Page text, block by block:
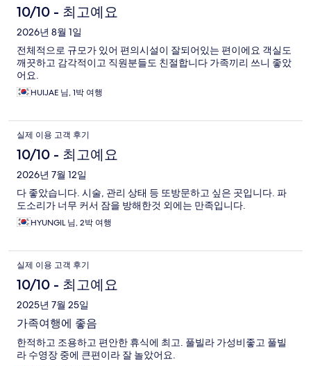
용
후
기
10/10 - 최고예요
2026년 8월 1일
전체적으로 규모가 있어 편의시설이 잘되어있는 편이에요 객실도
깨끗하고 감각적이고 직원분들도 친절합니다 가족끼리 쓰니 좋았
어요.
HUIJAE 님, 1박 여행
실제 이용 고객 후기
10/10 - 최고예요
2026년 7월 12일
다 좋았습니다. 시술, 관리 상태 등 또방문하고 싶은 곳입니다. 파
도소리가 너무 커서 잠을 방해한것 외에는 만족입니다.
HYUNGIL 님, 2박 여행
실제 이용 고객 후기
10/10 - 최고예요
2025년 7월 25일
가족여행에 좋음
한적하고 조용하고 편안한 휴식에 최고. 풀빌라 가성비좋고 풀빌
라 수영장 중에 큰편이라 잘 놀았어요.